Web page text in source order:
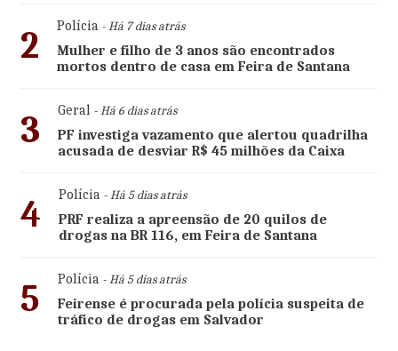
2 Polícia- Há 7 dias atrás
Mulher e filho de 3 anos são encontrados
mortos dentro de casa em Feira de Santana
3 Geral- Há 6 dias atrás
PF investiga vazamento que alertou quadrilha
acusada de desviar R$ 45 milhões da Caixa
4 Polícia- Há 5 dias atrás
PRF realiza a apreensão de 20 quilos de
drogas na BR 116, em Feira de Santana
5 Polícia- Há 5 dias atrás
Feirense é procurada pela polícia suspeita de
tráfico de drogas em Salvador